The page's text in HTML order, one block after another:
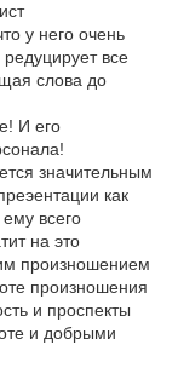
у него очень
все
слова до
И его
значительным
как
всего
на это
произношением
произношения
и проспекты
и добрыми